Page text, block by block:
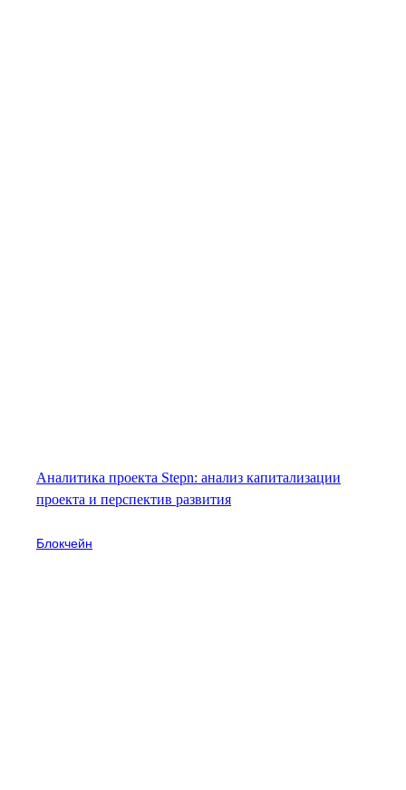
Аналитика проекта Stepn: анализ капитализации
проекта и перспектив развития
Блокчейн